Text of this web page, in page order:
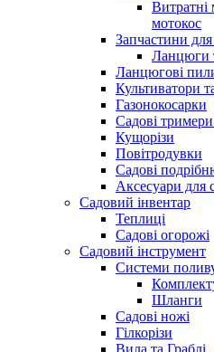
Витратні
мотокос
Запчастини
Ланцюги
Ланцюгові
Культиватори
Газонокосарки
Садові
Кущорізи
Повітродувки
Садові
Аксесуари для
Садовий інвентар
Теплиці
Садові огорожі
Садовий інструмент
Системи
Шланги
Садові ножі
Гілкорізи
Вила та Граблі